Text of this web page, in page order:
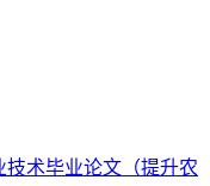
技术毕业论文（提升农